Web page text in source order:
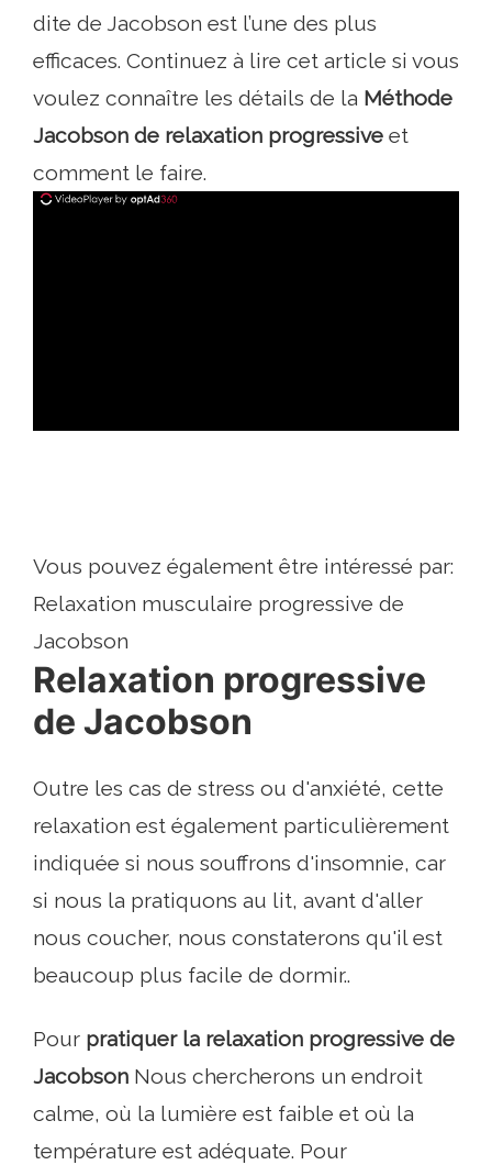
dite de Jacobson est l’une des plus
efficaces. Continuez à lire cet article si vous
voulez connaître les détails de la Méthode
Jacobson de relaxation progressive et
comment le faire.
Vous pouvez également être intéressé par:
Relaxation musculaire progressive de
Jacobson
Relaxation progressive
de Jacobson
Outre les cas de stress ou d'anxiété, cette
relaxation est également particulièrement
indiquée si nous souffrons d'insomnie, car
si nous la pratiquons au lit, avant d'aller
nous coucher, nous constaterons qu'il est
beaucoup plus facile de dormir..
Pour pratiquer la relaxation progressive de
Jacobson Nous chercherons un endroit
calme, où la lumière est faible et où la
température est adéquate. Pour